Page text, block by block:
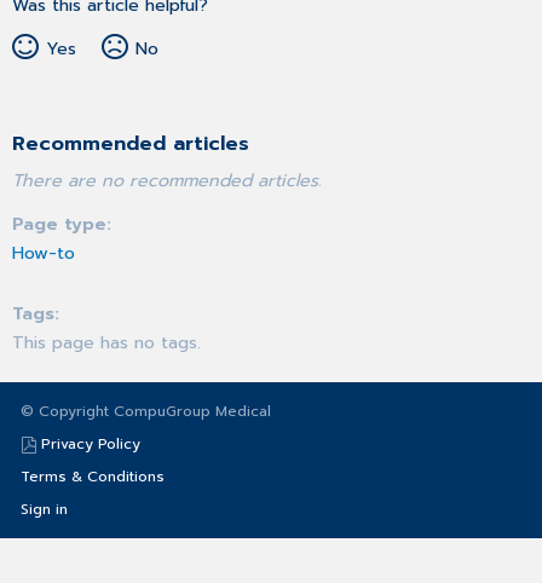
Yes
No
Recommended articles
There are no recommended articles.
Page type
How-to
Tags
This page has no tags.
© Copyright CompuGroup Medical
Privacy Policy
Terms & Conditions
Sign in